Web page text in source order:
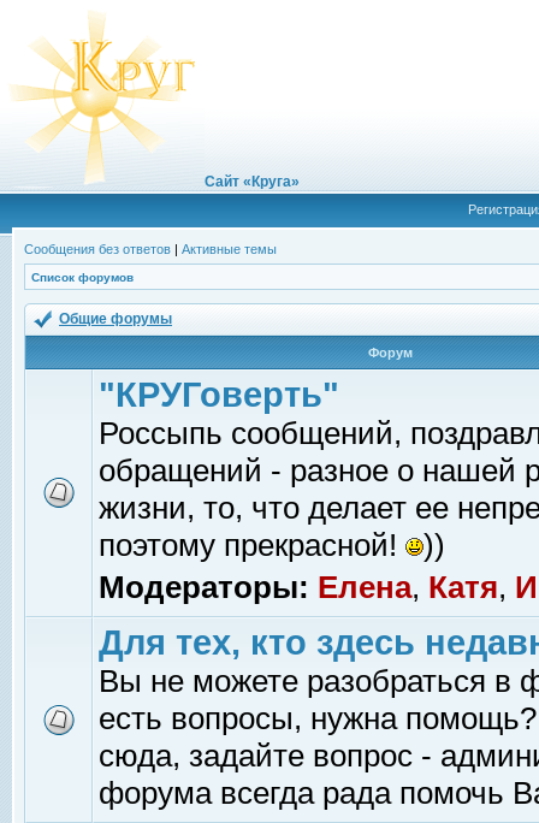
Сайт «Круга»
Сообщения без ответов | Активные темы
Список форумов
Общие форумы
Форум
"КРУГоверть"
Россыпь сообщений,
обращений - разное о нашей
жизни, то, что делает ее
поэтому прекрасной!
))
Модераторы: Елена, Катя,
Для тех, кто здесь
Вы не можете разобраться в
есть вопросы, нужна помощь?
сюда, задайте вопрос -
форума всегда рада помочь